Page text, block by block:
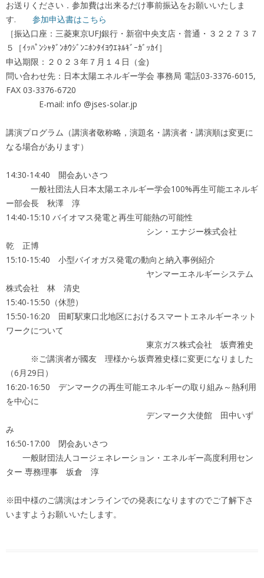
お送りください．参加費は出来るだけ事前振込をお願いいたしま
す. 参加申込書はこちら
［振込口座：三菱東京UFJ銀行・新宿中央支店・普通・３２２７３７
５［ｲｯﾊﾟﾝｼｬﾀﾞﾝﾎｳｼﾞﾝﾆﾎﾝﾀｲﾖｳｴﾈﾙｷﾞｰｶﾞｯｶｲ］
申込期限：２０２３年７月１４日（金)
問い合わせ先：日本太陽エネルギー学会 事務局 電話03-3376-6015,
FAX 03-3376-6720
E-mail: info @jses-solar.jp
講演プログラム（講演者敬称略，演題名・講演者・講演順は変更に
なる場合があります）
14:30-14:40 開会あいさつ
一般社団法人日本太陽エネルギー学会100%再生可能エネルギ
ー部会長 秋澤 淳
14:40-15:10 バイオマス発電と再生可能熱の可能性
シン・エナジー株式会社
乾 正博
15:10-15:40 小型バイオガス発電の動向と納入事例紹介
ヤンマーエネルギーシステム
株式会社 林 清史
15:40-15:50（休憩）
15:50-16:20 田町駅東口北地区におけるスマートエネルギーネット
ワークについて
東京ガス株式会社 坂齊雅史
※ご講演者が國友 理様から坂齊雅史様に変更になりました
（6月29日）
16:20-16:50 デンマークの再生可能エネルギーの取り組み～熱利用
を中心に
デンマーク大使館 田中いず
み
16:50-17:00 閉会あいさつ
一般財団法人コージェネレーション・エネルギー高度利用セン
ター 専務理事 坂倉 淳
※田中様のご講演はオンラインでの発表になりますのでご了解下さ
いますようお願いいたします。